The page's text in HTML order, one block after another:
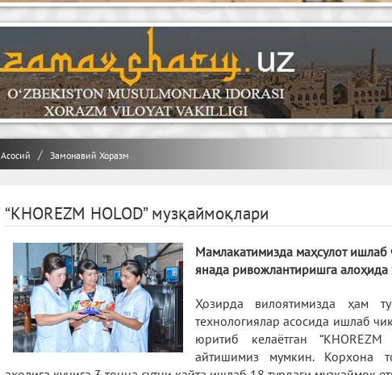
Асосий Замонавий Хоразм
“KHOREZM HOLOD” музқаймоқлари
Мамлакатимизда маҳсулот ишлаб
янада ривожлантиришга алоҳида
Ҳозирда вилоятимизда ҳам
технологиялар асосида ишлаб
юритиб келаётган
айтишимиз мумкин. Корхона